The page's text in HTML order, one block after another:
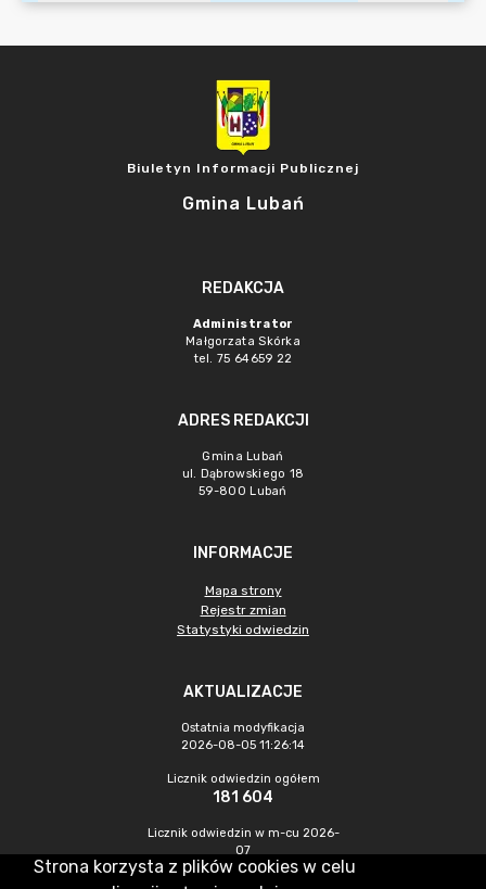
Biuletyn Informacji Publicznej
Gmina Lubań
REDAKCJA
Administrator
Małgorzata Skórka
tel. 75 64659 22
ADRES REDAKCJI
Gmina Lubań
ul. Dąbrowskiego 18
59-800 Lubań
INFORMACJE
Mapa strony
Rejestr zmian
Statystyki odwiedzin
AKTUALIZACJE
Ostatnia modyfikacja
2026-08-05 11:26:14
Licznik odwiedzin ogółem
181 604
Licznik odwiedzin w m-cu 2026-
07
195
Strona korzysta z plików cookies w celu